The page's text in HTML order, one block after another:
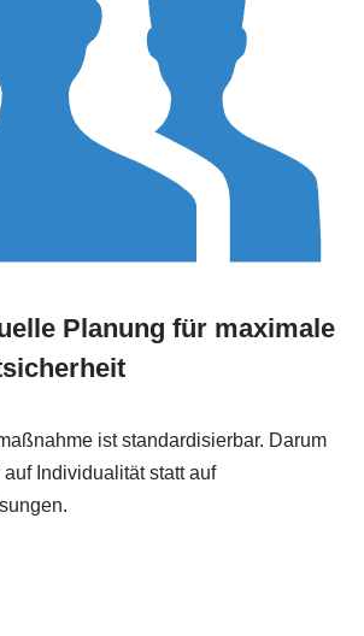
Planung für maximale
ist standardisierbar. Darum
Individualität statt auf